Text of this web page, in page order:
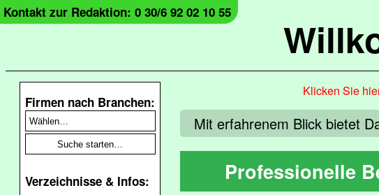
Kontakt zur Redaktion: 0 30/6 92 02 10 55
Firmen nach Branchen:
Verzeichnisse & Infos:
Klicken Sie
Mit erfahrenem Blick bietet
Professionelle